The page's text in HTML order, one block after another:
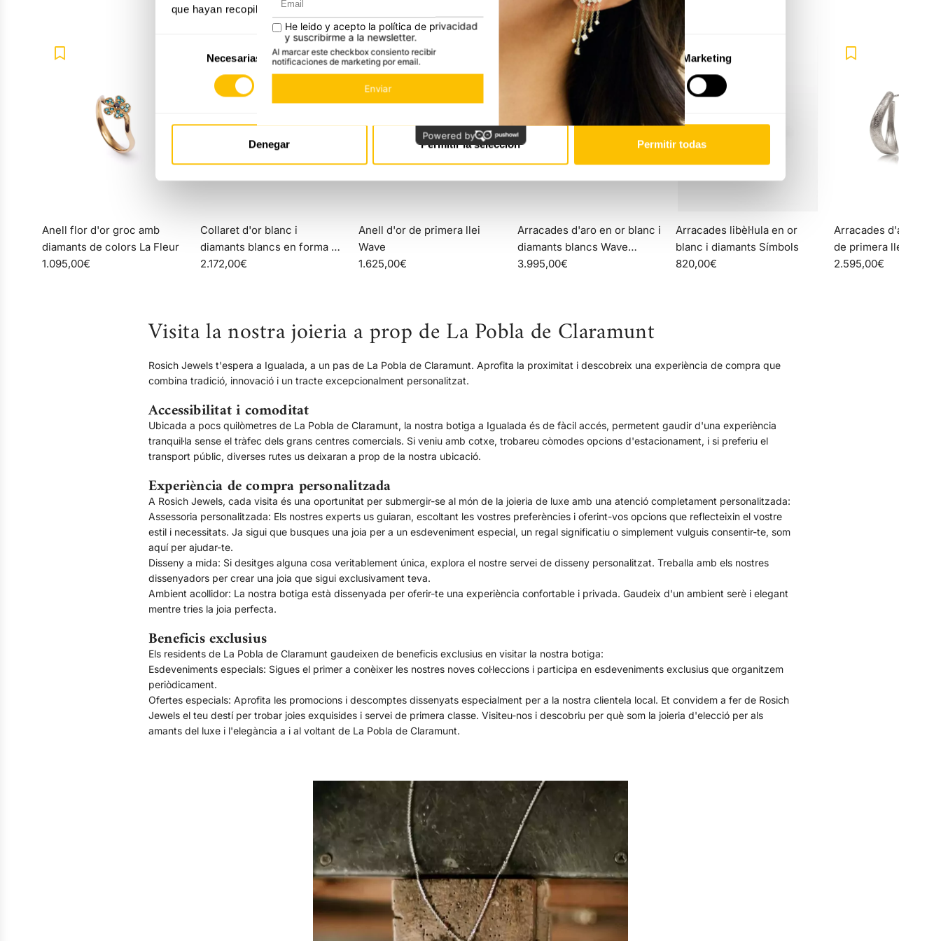
que hayan recopilado a partir del uso que haya hecho de sus servicios.
consentimiento
Necesarias Preferencias Estadística Marketing
Denegar Permitir la selección Permitir todas
Anell flor d'or groc amb
diamants de colors La Fleur
1.095,00€
Collaret
d'or
blanc
en
forma
de
cercle
a
la
cistella
Collaret d'or blanc i
diamants blancs en forma de
cercle Celístia
2.172,00€
Anell d'or de primera llei
Wave
1.625,00€
Arracades
d'aro
en
diamants
blancs
Wave
cistella
Arracades d'aro en or blanc i
diamants blancs Wave
Diamond
3.995,00€
Arracades
libèl·lula
en
a
Arracades libèl·lula en or
blanc i diamants Símbols
820,00€
Arracades
d'aro
petits
Arracades d'aro
de primera llei Wave
2.595,00€
Visita la nostra joieria a prop de La Pobla de Claramunt
Rosich Jewels t'espera a Igualada, a un pas de La Pobla de Claramunt. Aprofita la proximitat i descobreix una experiència de compra que
combina tradició, innovació i un tracte excepcionalment personalitzat.
Accessibilitat i comoditat
Ubicada a pocs quilòmetres de La Pobla de Claramunt, la nostra botiga a Igualada és de fàcil accés, permetent gaudir d'una experiència
tranquil·la sense el tràfec dels grans centres comercials. Si veniu amb cotxe, trobareu còmodes opcions d'estacionament, i si preferiu el
transport públic, diverses rutes us deixaran a prop de la nostra ubicació.
Experiència de compra personalitzada
A Rosich Jewels, cada visita és una oportunitat per submergir-se al món de la joieria de luxe amb una atenció completament personalitzada:
Assessoria personalitzada: Els nostres experts us guiaran, escoltant les vostres preferències i oferint-vos opcions que reflecteixin el vostre
estil i necessitats. Ja sigui que busques una joia per a un esdeveniment especial, un regal significatiu o simplement vulguis consentir-te, som
aquí per ajudar-te.
Disseny a mida: Si desitges alguna cosa veritablement única, explora el nostre servei de disseny personalitzat. Treballa amb els nostres
dissenyadors per crear una joia que sigui exclusivament teva.
Ambient acollidor: La nostra botiga està dissenyada per oferir-te una experiència confortable i privada. Gaudeix d'un ambient serè i elegant
mentre tries la joia perfecta.
Beneficis exclusius
Els residents de La Pobla de Claramunt gaudeixen de beneficis exclusius en visitar la nostra botiga:
Esdeveniments especials: Sigues el primer a conèixer les nostres noves col·leccions i participa en esdeveniments exclusius que organitzem
periòdicament.
Ofertes especials: Aprofita les promocions i descomptes dissenyats especialment per a la nostra clientela local. Et convidem a fer de Rosich
Jewels el teu destí per trobar joies exquisides i servei de primera classe. Visiteu-nos i descobriu per què som la joieria d'elecció per als
amants del luxe i l'elegància a i al voltant de La Pobla de Claramunt.